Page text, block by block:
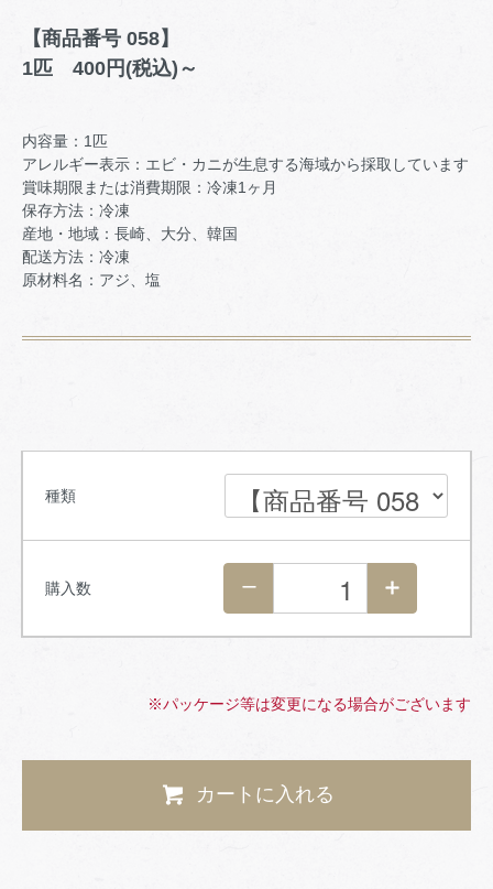
【商品番号 058】
1匹 400円(税込)～
内容量：1匹
アレルギー表示：エビ・カニが生息する海域から採取しています
賞味期限または消費期限：冷凍1ヶ月
保存方法：冷凍
産地・地域：長崎、大分、韓国
配送方法：冷凍
原材料名：アジ、塩
種類
購入数
※パッケージ等は変更になる場合がございます
カートに入れる